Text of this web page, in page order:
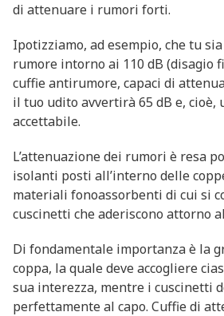
di attenuare i rumori forti.
Ipotizziamo, ad esempio, che tu
rumore intorno ai 110 dB (disagio
cuffie antirumore, capaci di
il tuo udito avvertirà 65 dB e, cioè,
accettabile.
L’attenuazione dei rumori è resa
isolanti posti all’interno delle
materiali fonoassorbenti di cui si
cuscinetti che aderiscono attorno
Di fondamentale importanza è la
coppa, la quale deve accogliere
sua interezza, mentre i cuscinetti
perfettamente al capo. Cuffie di